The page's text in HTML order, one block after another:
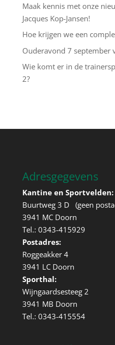
Maak kennis met onze
Jacques Kop-Jansen!
Hoe krijgen we een
Ouderavond 7 september
Wie komt er in de
2?
Adresgegevens
Kantine en Sportvelden:
Buurtweg 3 D (geen
3941 MC Doorn
Tel.: 0343-415929
Postadres:
Roggeakker 4
3941 LC Doorn
Sporthal:
Wijngaardsesteeg 2
3941 MB Doorn
Tel.: 0343-415554